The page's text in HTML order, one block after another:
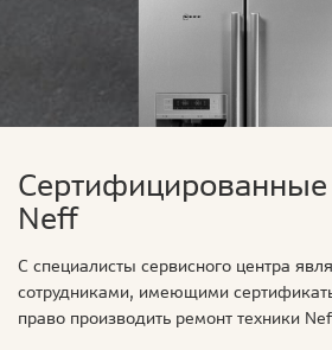
Neff
С специалисты сервисного центра
сотрудниками, имеющими
право производить ремонт техники